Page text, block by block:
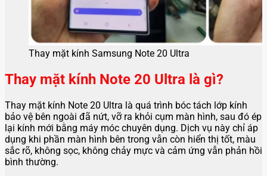
Thay mặt kính Samsung Note 20 Ultra
Thay mặt kính Note 20 Ultra là gì?
Thay mặt kính Note 20 Ultra là quá trình bóc tách lớp kính
bảo vệ bên ngoài đã nứt, vỡ ra khỏi cụm màn hình, sau đó ép
lại kính mới bằng máy móc chuyên dụng. Dịch vụ này chỉ áp
dụng khi phần màn hình bên trong vẫn còn hiển thị tốt, màu
sắc rõ, không sọc, không chảy mực và cảm ứng vẫn phản hồi
bình thường.